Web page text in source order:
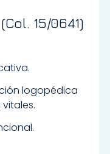
15/0641)
logopédica